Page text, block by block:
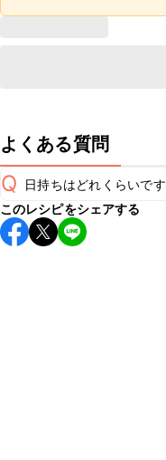
よくある質問
Q 日持ちはどれくらいで
保存期間は冷蔵で翌日
し上がりください。
このレシピをシェアする